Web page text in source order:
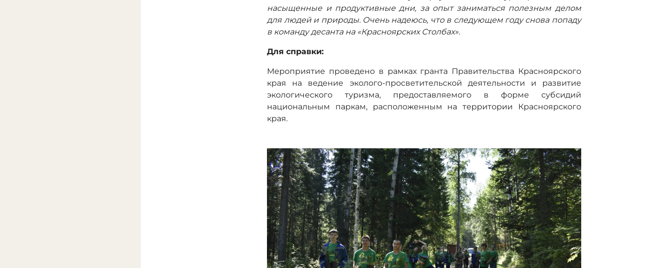
насыщенные и продуктивные дни, за опыт заниматься полезным делом
для людей и природы. Очень надеюсь, что в следующем году снова попаду
в команду десанта на «Красноярских Столбах».
Для справки:
Мероприятие проведено в рамках гранта Правительства Красноярского
края на ведение эколого-просветительской деятельности и развитие
экологического туризма, предоставляемого в форме субсидий
национальным паркам, расположенным на территории Красноярского
края.